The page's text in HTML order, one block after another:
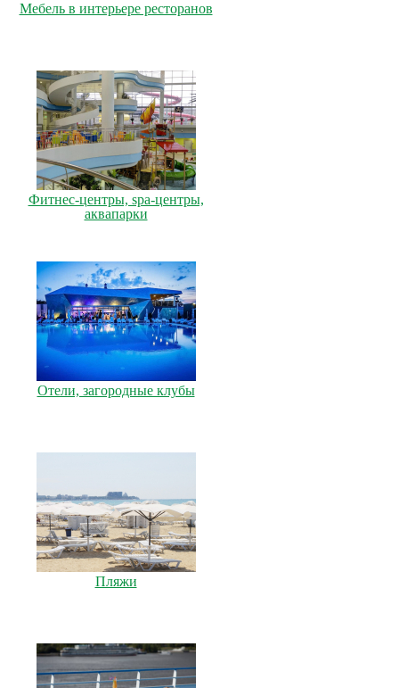
Мебель в интерьере ресторанов
Фитнес-центры, spa-центры,
аквапарки
Отели, загородные клубы
Пляжи